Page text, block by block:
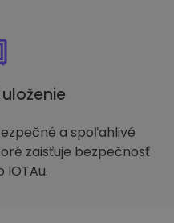
a spoľahlivé
zaisťuje bezpečnosť
IOTAu.